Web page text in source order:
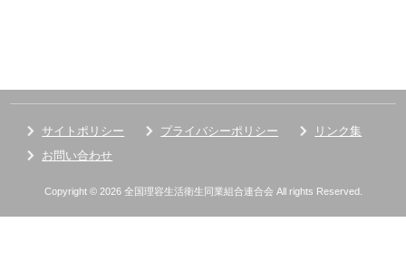
サイトポリシー プライバシーポリシー
リンク集
お問い合わせ
Copyright © 2026 全国理容生活衛生同業組合連合会 All rights Reserved.